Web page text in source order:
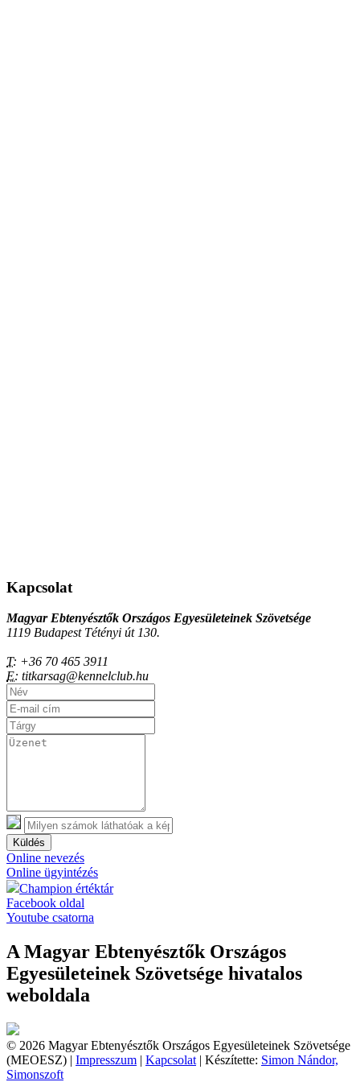
Kapcsolat
Magyar Ebtenyésztők Országos Egyesületeinek Szövetsége
1119 Budapest Tétényi út 130.
T: +36 70 465 3911
E: titkarsag@kennelclub.hu
Küldés
Online nevezés
Online ügyintézés
Champion értéktár
Facebook oldal
Youtube csatorna
A Magyar Ebtenyésztők Országos
Egyesületeinek Szövetsége hivatalos
weboldala
© 2026 Magyar Ebtenyésztők Országos Egyesületeinek Szövetsége
(MEOESZ) | Impresszum | Kapcsolat | Készítette: Simon Nándor,
Simonszoft